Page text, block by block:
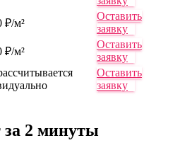
₽/м²
Оставить
заявку
₽/м²
Оставить
заявку
Оставить
заявку
за 2 минуты